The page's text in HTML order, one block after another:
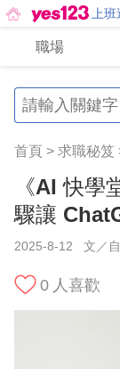
上
職場
首頁 > 求職秘笈
《AI 快學
驟讓
2025-8-12 文／
0 人喜歡